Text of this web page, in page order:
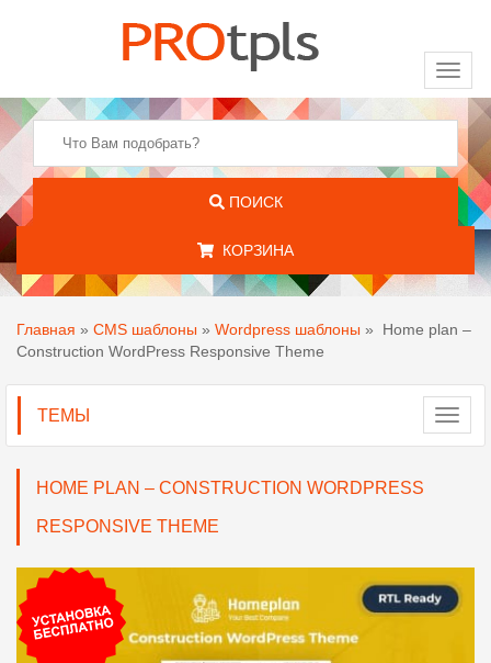
ПОИСК
КОРЗИНА
Главная » CMS шаблоны » Wordpress шаблоны »
Home plan –
Construction WordPress Responsive Theme
ТЕМЫ
HOME PLAN – CONSTRUCTION WORDPRESS
RESPONSIVE THEME